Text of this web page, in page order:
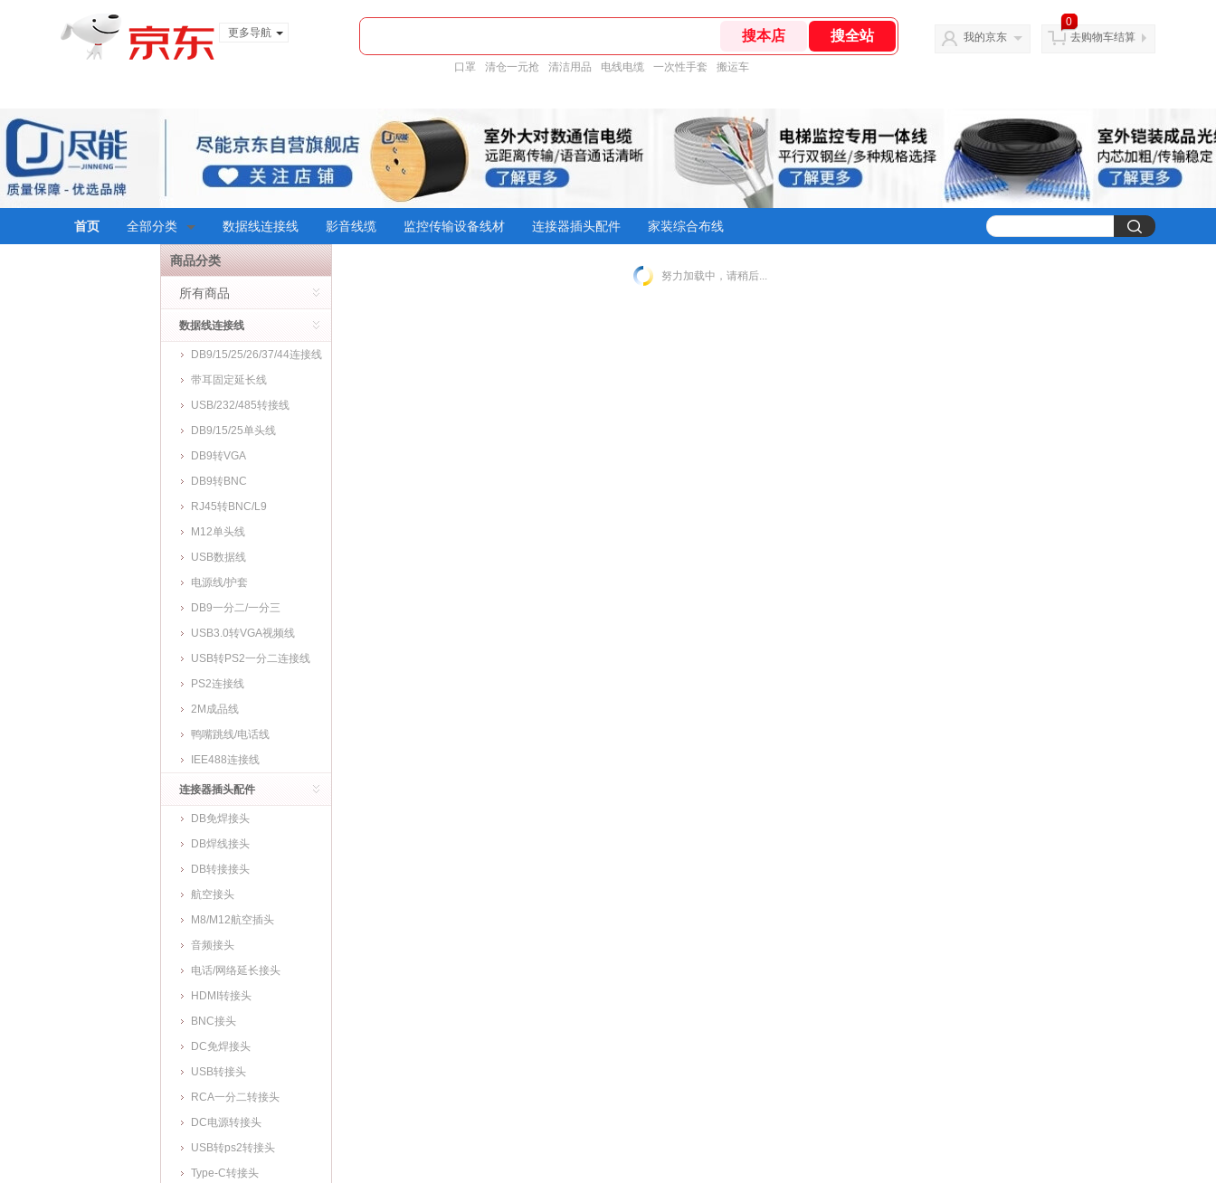
更多导航
口罩 清仓一元抢 清洁用品 电线电缆 一次性手套 搬运车
我的京东
0
去购物车结算
首页 全部分类 数据线连接线 影音线缆 监控传输设备线材 连接器插头配件 家装综合布线
商品分类
所有商品
数据线连接线
DB9/15/25/26/37/44连接线
带耳固定延长线
USB/232/485转接线
DB9/15/25单头线
DB9转VGA
DB9转BNC
RJ45转BNC/L9
M12单头线
USB数据线
电源线/护套
DB9一分二/一分三
USB3.0转VGA视频线
USB转PS2一分二连接线
PS2连接线
2M成品线
鸭嘴跳线/电话线
IEE488连接线
连接器插头配件
DB免焊接头
DB焊线接头
DB转接接头
航空接头
M8/M12航空插头
音频接头
电话/网络延长接头
HDMI转接头
BNC接头
DC免焊接头
USB转接头
RCA一分二转接头
DC电源转接头
USB转ps2转接头
Type-C转接头
努力加载中，请稍后...